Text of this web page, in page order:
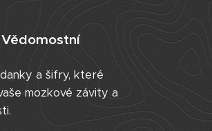
Vědomostní
a šifry, které
mozkové závity a